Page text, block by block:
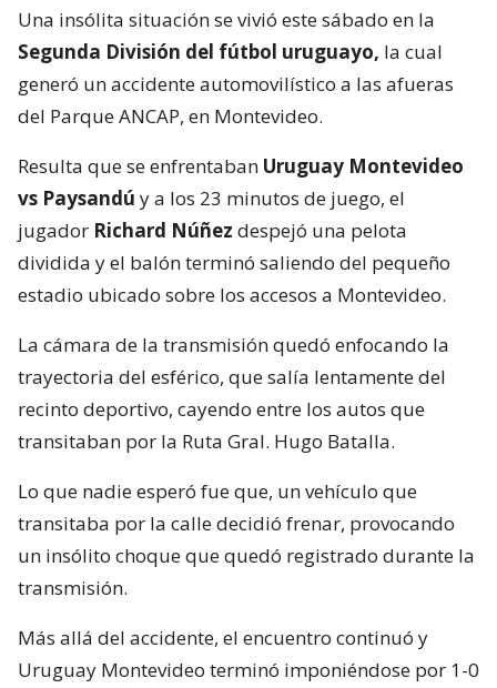
Una insólita situación se vivió este sábado en la
Segunda División del fútbol uruguayo, la cual
generó un accidente automovilístico a las afueras
del Parque ANCAP, en Montevideo.
Resulta que se enfrentaban Uruguay Montevideo
vs Paysandú y a los 23 minutos de juego, el
jugador Richard Núñez despejó una pelota
dividida y el balón terminó saliendo del pequeño
estadio ubicado sobre los accesos a Montevideo.
La cámara de la transmisión quedó enfocando la
trayectoria del esférico, que salía lentamente del
recinto deportivo, cayendo entre los autos que
transitaban por la Ruta Gral. Hugo Batalla.
Lo que nadie esperó fue que, un vehículo que
transitaba por la calle decidió frenar, provocando
un insólito choque que quedó registrado durante la
transmisión.
Más allá del accidente, el encuentro continuó y
Uruguay Montevideo terminó imponiéndose por 1-0